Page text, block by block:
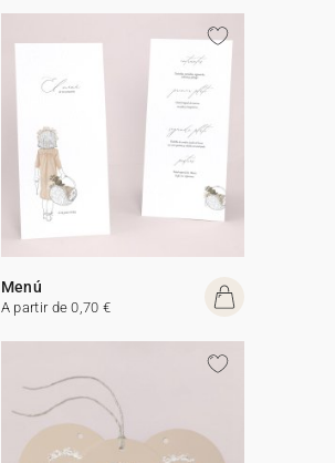
Menú
A partir de 0,70 €